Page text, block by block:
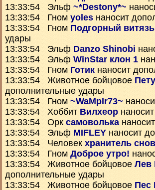
13:33:54 Эльф ~*Destony*~
13:33:54 Гном yoles наносит
13:33:54 Гном Подгорный
удары
13:33:54 Эльф Danzo Shinobi
13:33:54 Эльф WinStar клон 1
13:33:54 Гном Готик наносит
13:33:54 Животное бойцовое
дополнительные удары
13:33:54 Гном ~WaMpIr73~
13:33:54 Хоббит Вилхеор
13:33:54 Орк самоволька
13:33:54 Эльф MIFLEY наносит
13:33:54 Человек хранитель снов
13:33:54 Гном Доброе утро!
13:33:54 Животное бойцовое Лев
дополнительные удары
13:33:54 Животное бойцовое Пес